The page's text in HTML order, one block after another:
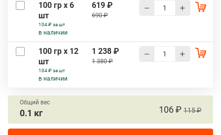
100 гр х 6
шт
104 ₽ за шт
в наличии
619 ₽
690 ₽
100 гр х 12
шт
104 ₽ за шт
в наличии
1 238 ₽
1 380 ₽
Общий вес
0.1 кг 106 ₽ 115 ₽